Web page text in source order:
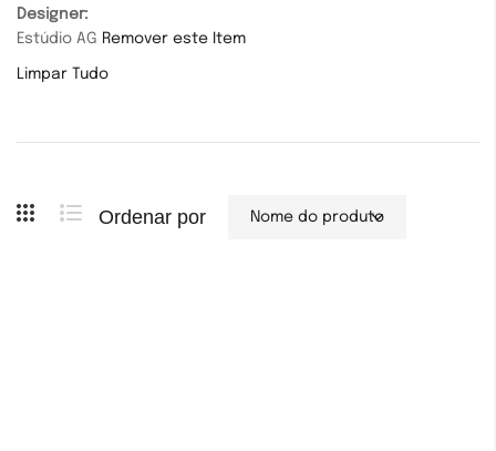
Designer
Estúdio AG Remover este Item
Limpar Tudo
Ordenar por